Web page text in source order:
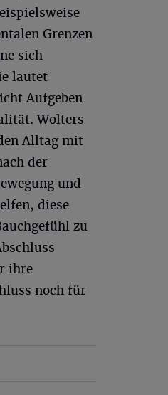
Grenzen
sich
lautet
Aufgeben
Wolters
Alltag mit
der
und
diese
zu
ihre
noch für